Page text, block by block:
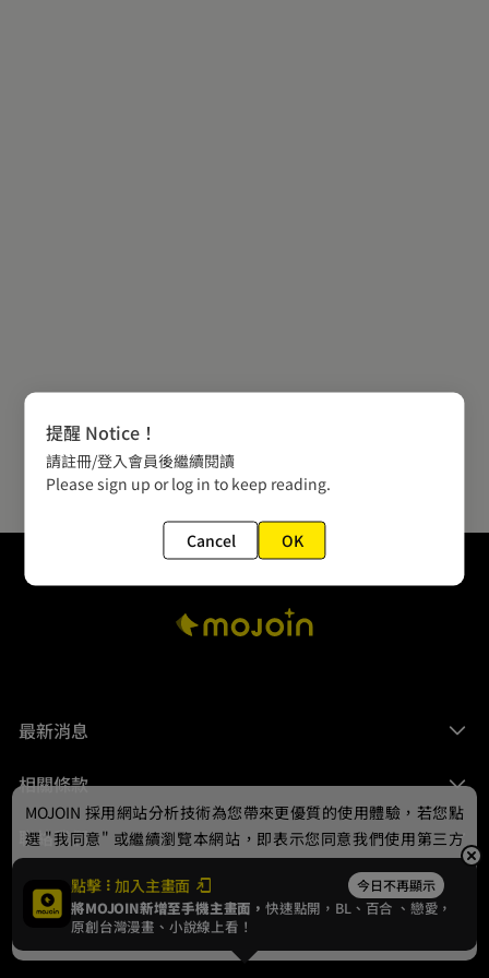
最新消息
相關條款
聯絡我們
© 2024 gamania Digital Entertainment Co., Ltd.
點擊 加入主畫面 今日不再顯示
將MOJOIN新增至手機主畫面，快速點開，BL、 百合 、戀愛，
原創台灣漫畫、小說線上看！
MOJOIN 採用網站分析技術為您帶來更優質的使用體驗，若您點
選 "我同意" 或繼續瀏覽本網站，即表示您同意我們使用第三方
Cookie，欲瞭解更多資訊請見隱私權政策。
我同意
提醒 Notice！
請註冊/登入會員後繼續閱讀
Please sign up or log in to keep reading.
Cancel OK